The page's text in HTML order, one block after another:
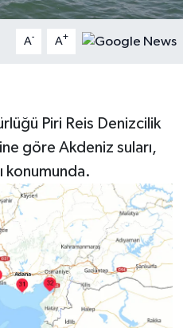
A- A+
Piri Reis Denizcilik
göre Akdeniz suları,
konumunda.